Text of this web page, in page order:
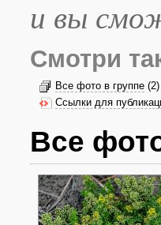
и вы
Смотри
Все фото в группе (2)
Ссылки для
Все